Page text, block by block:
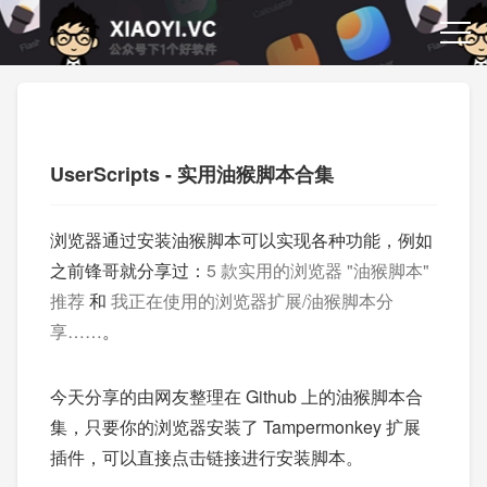
UserScripts - 实用油猴脚本合集
浏览器通过安装油猴脚本可以实现各种功能，例如
之前锋哥就分享过： 5 款实用的浏览器 "油猴脚本"
推荐和 我正在使用的浏览器扩展/油猴脚本分
享……。
今天分享的由网友整理在 Github 上的油猴脚本合
集，只要你的浏览器安装了 Tampermonkey 扩展
插件，可以直接点击链接进行安装脚本。